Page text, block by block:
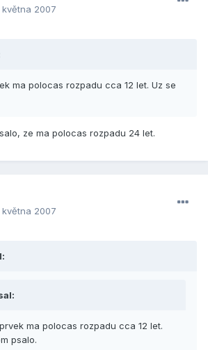
května 2007
ma polocas rozpadu cca 12 let. Uz se
ze ma polocas rozpadu 24 let.
května 2007
ma polocas rozpadu cca 12 let.
psalo.